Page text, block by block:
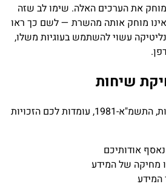
מוחק את הערכים האלה. שימו לב שזה
מוחק אותה מהשרת — לשם כך ראו
האנליטיקה עשוי להשתמש בעוגיות משלו,
בהתאם לחוק הגנת הפרטיות, התשמ"א-1981, עומדות לכם הזכויות
אודותיכם
מחיקה של המידע
המידע